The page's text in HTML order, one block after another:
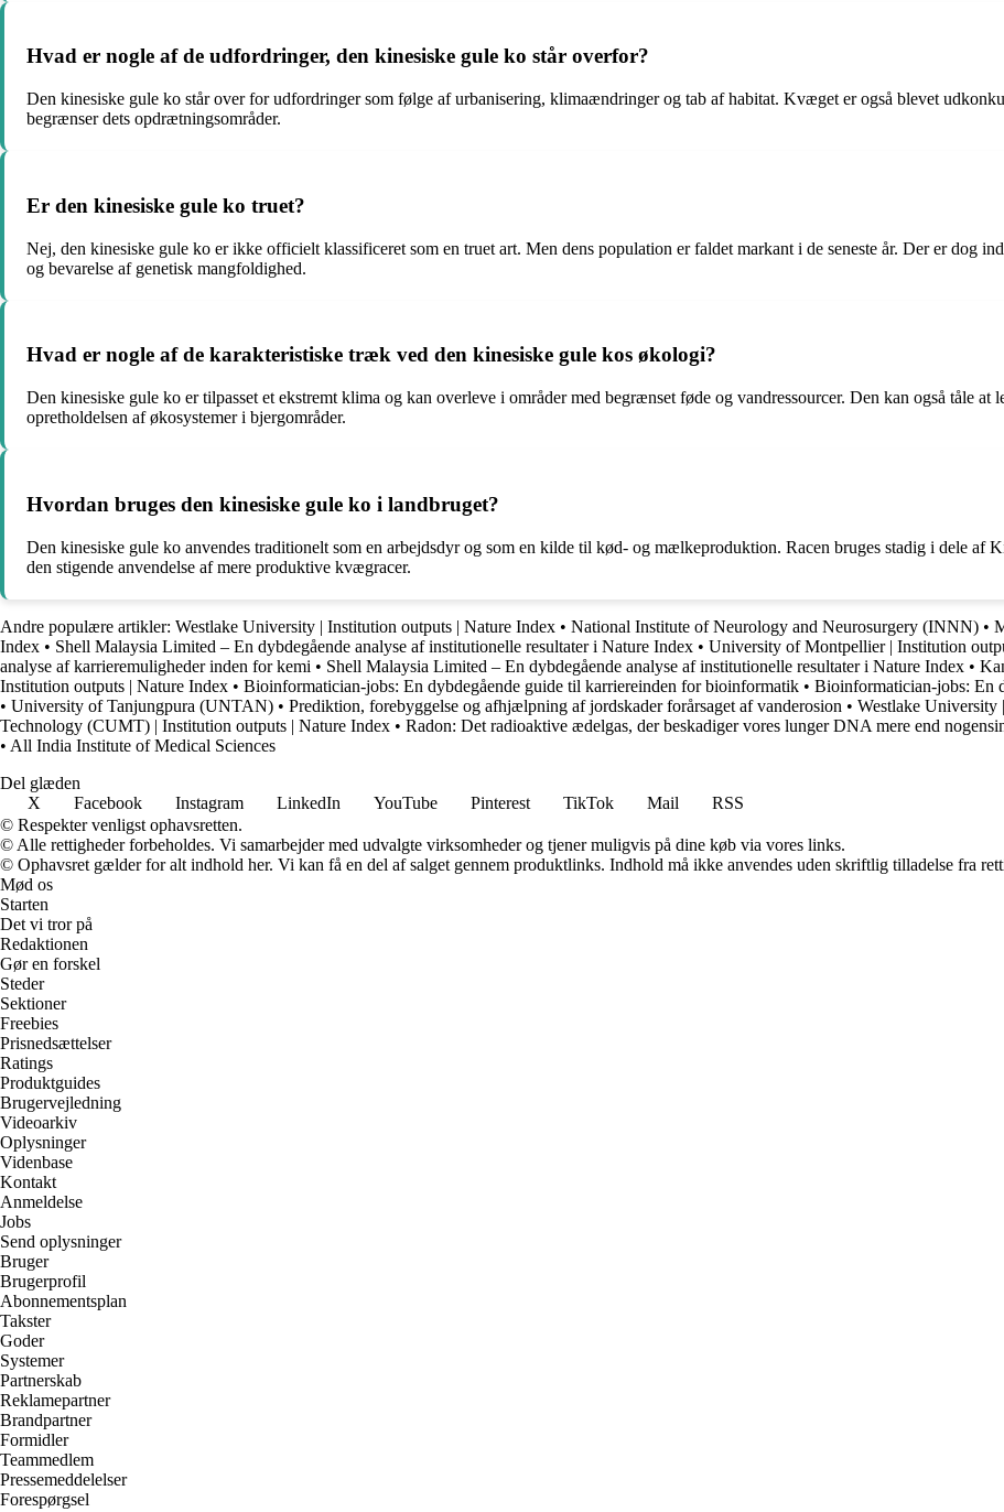
Hvad er nogle af de udfordringer, den kinesiske gule ko står overfor?
Den kinesiske gule ko står over for udfordringer som følge af urbanisering, klimaændringer og tab af habitat. Kvæget er også blevet
begrænser dets opdrætningsområder.
Er den kinesiske gule ko truet?
Nej, den kinesiske gule ko er ikke officielt klassificeret som en truet art. Men dens population er faldet markant i de seneste år. Der er dog
og bevarelse af genetisk mangfoldighed.
Hvad er nogle af de karakteristiske træk ved den kinesiske gule kos økologi?
Den kinesiske gule ko er tilpasset et ekstremt klima og kan overleve i områder med begrænset føde og vandressourcer. Den kan også tåle
opretholdelsen af ​​økosystemer i bjergområder.
Hvordan bruges den kinesiske gule ko i landbruget?
Den kinesiske gule ko anvendes traditionelt som en arbejdsdyr og som en kilde til kød- og mælkeproduktion. Racen bruges stadig i dele af
den stigende anvendelse af mere produktive kvægracer.
Andre populære artikler: Westlake University | Institution outputs | Nature Index • National Institute of Neurology and Neurosurgery (INNN) •
Index • Shell Malaysia Limited – En dybdegående analyse af institutionelle resultater i Nature Index • University of Montpellier | Institution
analyse af karrieremuligheder inden for kemi • Shell Malaysia Limited – En dybdegående analyse af institutionelle resultater i Nature Index •
Institution outputs | Nature Index • Bioinformatician-jobs: En dybdegående guide til karriereinden for bioinformatik • Bioinformatician-jobs: En
• University of Tanjungpura (UNTAN) • Prediktion, forebyggelse og afhjælpning af jordskader forårsaget af vanderosion • Westlake University
Technology (CUMT) | Institution outputs | Nature Index • Radon: Det radioaktive ædelgas, der beskadiger vores lunger DNA mere end
• All India Institute of Medical Sciences
Del glæden
X
Facebook Instagram LinkedIn YouTube Pinterest TikTok Mail
RSS
© Respekter venligst ophavsretten.
© Alle rettigheder forbeholdes. Vi samarbejder med udvalgte virksomheder og tjener muligvis på dine køb via vores links.
© Ophavsret gælder for alt indhold her. Vi kan få en del af salget gennem produktlinks. Indhold må ikke anvendes uden skriftlig tilladelse fra
Mød os
Starten
Det vi tror på
Redaktionen
Gør en forskel
Steder
Sektioner
Freebies
Prisnedsættelser
Ratings
Produktguides
Brugervejledning
Videoarkiv
Oplysninger
Videnbase
Kontakt
Anmeldelse
Jobs
Send oplysninger
Bruger
Brugerprofil
Abonnementsplan
Takster
Goder
Systemer
Partnerskab
Reklamepartner
Brandpartner
Formidler
Teammedlem
Pressemeddelelser
Forespørgsel